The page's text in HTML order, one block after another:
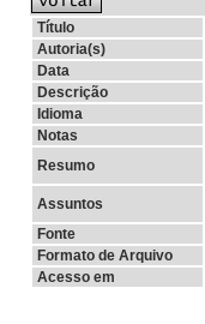
Título
Autoria(s)
Data
Descrição
Idioma
Notas
Resumo
Assuntos
Fonte
Formato de Arquivo
Acesso em